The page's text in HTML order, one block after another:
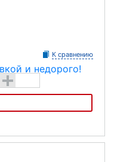
К сравнению
+